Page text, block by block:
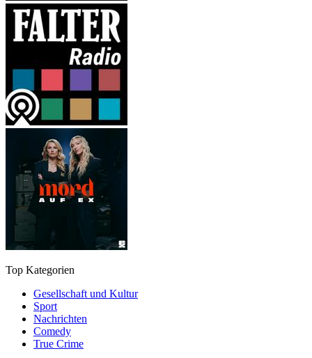
Top Kategorien
Gesellschaft und Kultur
Sport
Nachrichten
Comedy
True Crime